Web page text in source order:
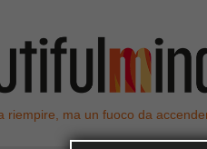
riempire, ma un fuoco da